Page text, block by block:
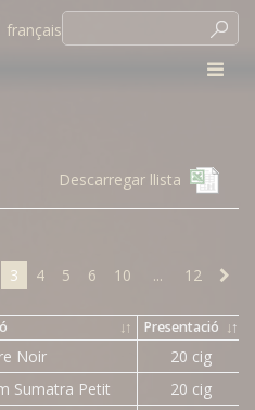
français
Descarregar llista
3 4 5 6 10 ... 12
↓↑ ↓↑
Presentació
Noir
20 cig
Sumatra Petit
20 cig